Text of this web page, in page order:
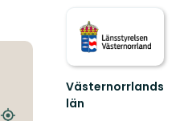
Västernorrlands
län